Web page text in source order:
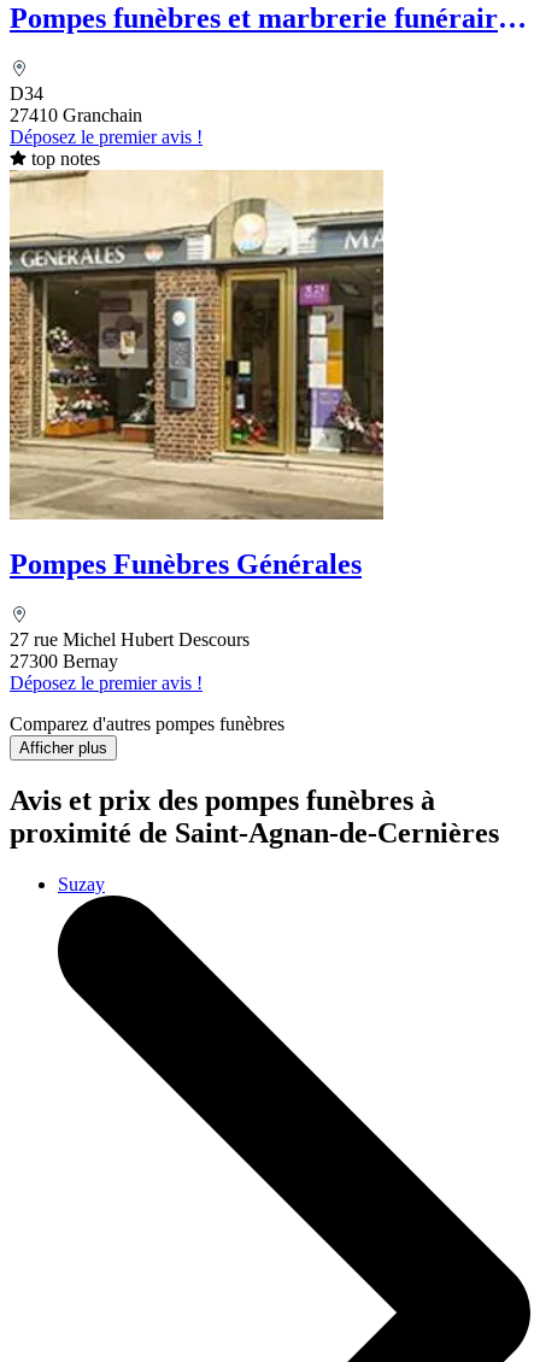
Pompes funèbres et marbrerie funéraire
D34
27410 Granchain
Déposez le premier avis !
top notes
Pompes Funèbres Générales
27 rue Michel Hubert Descours
27300 Bernay
Déposez le premier avis !
Comparez d'autres pompes funèbres
Afficher plus
Avis et prix des pompes funèbres à
proximité de Saint-Agnan-de-Cernières
Suzay